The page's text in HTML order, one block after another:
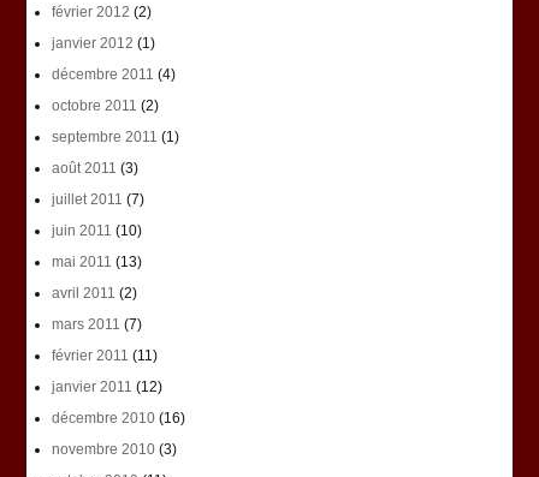
février 2012 (2)
janvier 2012 (1)
décembre 2011 (4)
octobre 2011 (2)
septembre 2011 (1)
août 2011 (3)
juillet 2011 (7)
juin 2011 (10)
mai 2011 (13)
avril 2011 (2)
mars 2011 (7)
février 2011 (11)
janvier 2011 (12)
décembre 2010(16)
novembre 2010(3)